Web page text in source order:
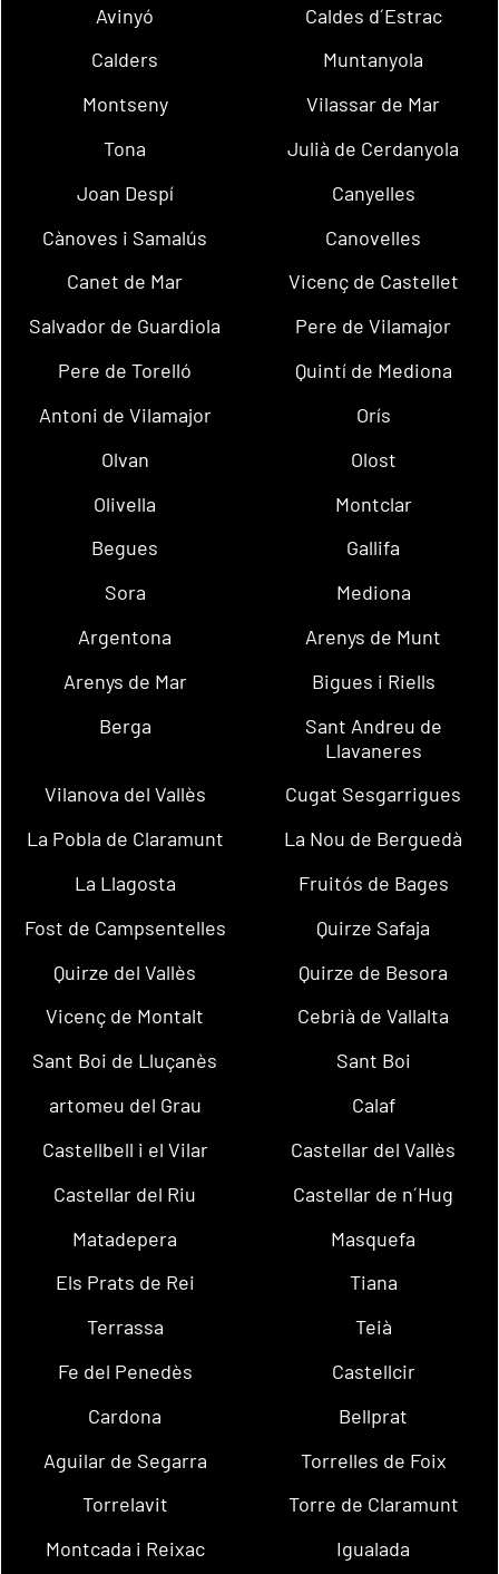
Avinyó
Caldes d´Estrac
Calders
Muntanyola
Montseny
Vilassar de Mar
Tona
Julià de Cerdanyola
Joan Despí
Canyelles
Cànoves i Samalús
Canovelles
Canet de Mar
Vicenç de Castellet
Salvador de Guardiola
Pere de Vilamajor
Pere de Torelló
Quintí de Mediona
Antoni de Vilamajor
Orís
Olvan
Olost
Olivella
Montclar
Begues
Gallifa
Sora
Mediona
Argentona
Arenys de Munt
Arenys de Mar
Bigues i Riells
Berga
Sant Andreu de
Llavaneres
Vilanova del Vallès
Cugat Sesgarrigues
La Pobla de Claramunt
La Nou de Berguedà
La Llagosta
Fruitós de Bages
Fost de Campsentelles
Quirze Safaja
Quirze del Vallès
Quirze de Besora
Vicenç de Montalt
Cebrià de Vallalta
Sant Boi de Lluçanès
Sant Boi
artomeu del Grau
Calaf
Castellbell i el Vilar
Castellar del Vallès
Castellar del Riu
Castellar de n´Hug
Matadepera
Masquefa
Els Prats de Rei
Tiana
Terrassa
Teià
Fe del Penedès
Castellcir
Cardona
Bellprat
Aguilar de Segarra
Torrelles de Foix
Torrelavit
Torre de Claramunt
Montcada i Reixac
Igualada